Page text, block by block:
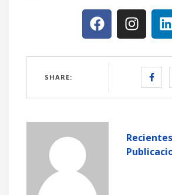
SHARE:
Recientes